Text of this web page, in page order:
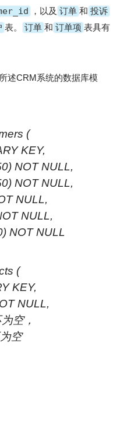
，以及 订单 和 投诉
表。 订单 和 订单项 表具有
述CRM系统的数据库模
(
KEY,
NOT NULL,
NOT NULL,
NULL,
NULL,
NOT NULL
(
KEY,
NULL,
空，
空